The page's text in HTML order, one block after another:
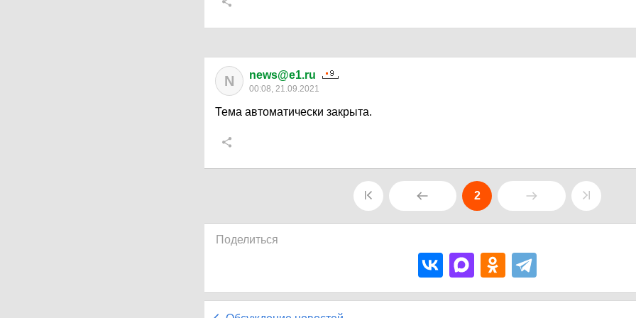
N news@e1.ru
00:08, 21.09.2021
Тема автоматически закрыта.
2
Поделиться